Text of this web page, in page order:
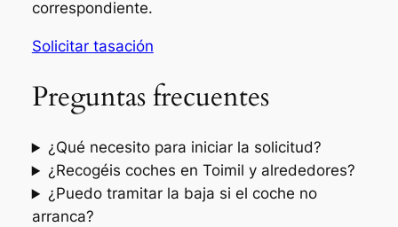
correspondiente.
Solicitar tasación
Preguntas frecuentes
¿Qué necesito para iniciar la solicitud?
¿Recogéis coches en Toimil y alrededores?
¿Puedo tramitar la baja si el coche no
arranca?